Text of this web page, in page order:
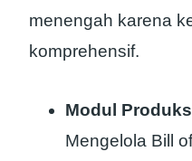
menengah karena
komprehensif.
Modul
Mengelola Bill